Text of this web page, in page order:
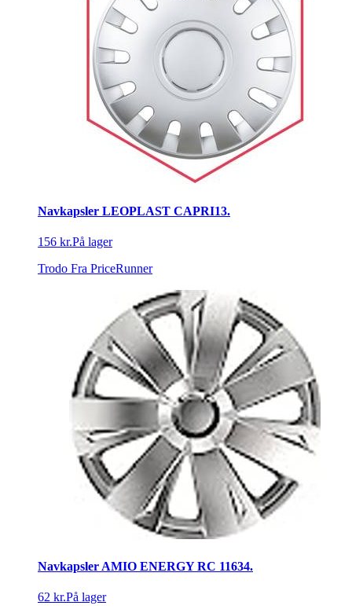
Navkapsler LEOPLAST CAPRI13.
156 kr.På lager
Trodo Fra PriceRunner
Navkapsler AMIO ENERGY RC 11634.
62 kr.På lager